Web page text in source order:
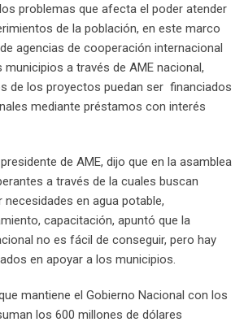
problemas que afecta el poder atender
de la población, en este marco
agencias de cooperación internacional
a través de AME nacional,
de los proyectos puedan ser financiados
mediante préstamos con interés
de AME, dijo que en la asamblea
a través de la cuales buscan
en agua potable,
capacitación, apuntó que la
no es fácil de conseguir, pero hay
en apoyar a los municipios.
mantiene el Gobierno Nacional con los
los 600 millones de dólares